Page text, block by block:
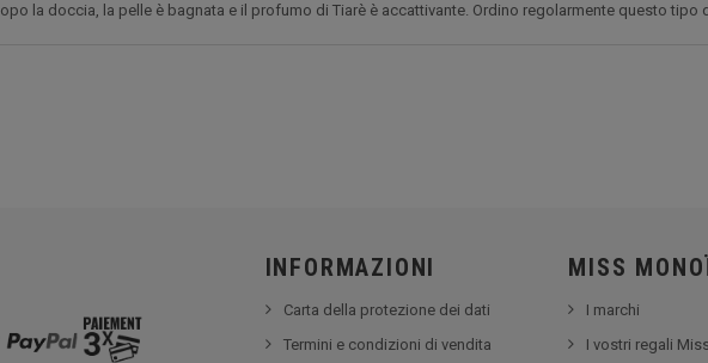
la doccia, la pelle è bagnata e il profumo di Tiarè è accattivante. Ordino regolarmente questo tipo
INFORMAZIONI
Carta della protezione dei dati
Termini e condizioni di vendita
MISS
I marchi
I vostri regali